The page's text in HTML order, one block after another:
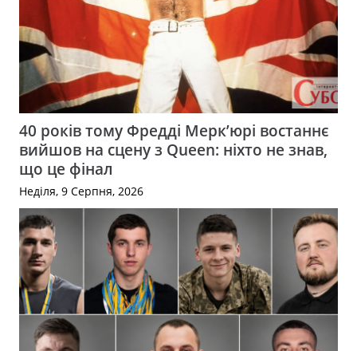
40 років тому Фредді Мерк’юрі востаннє
вийшов на сцену з Queen: ніхто не знав,
що це фінал
Неділя, 9 Серпня, 2026